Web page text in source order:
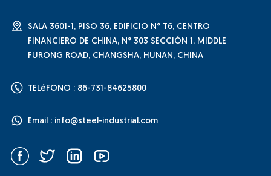
SALA 3601-1, PISO 36, EDIFICIO N° T6, CENTRO
FINANCIERO DE CHINA, N° 303 SECCIÓN 1, MIDDLE
FURONG ROAD, CHANGSHA, HUNAN, CHINA
TELéFONO : 86-731-84625800
Email : info@steel-industrial.com